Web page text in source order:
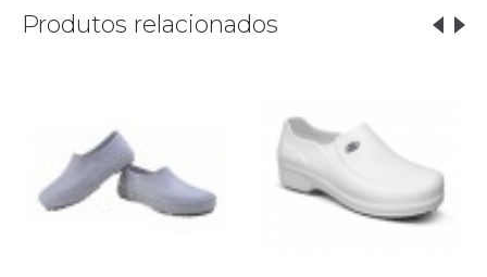
Produtos relacionados